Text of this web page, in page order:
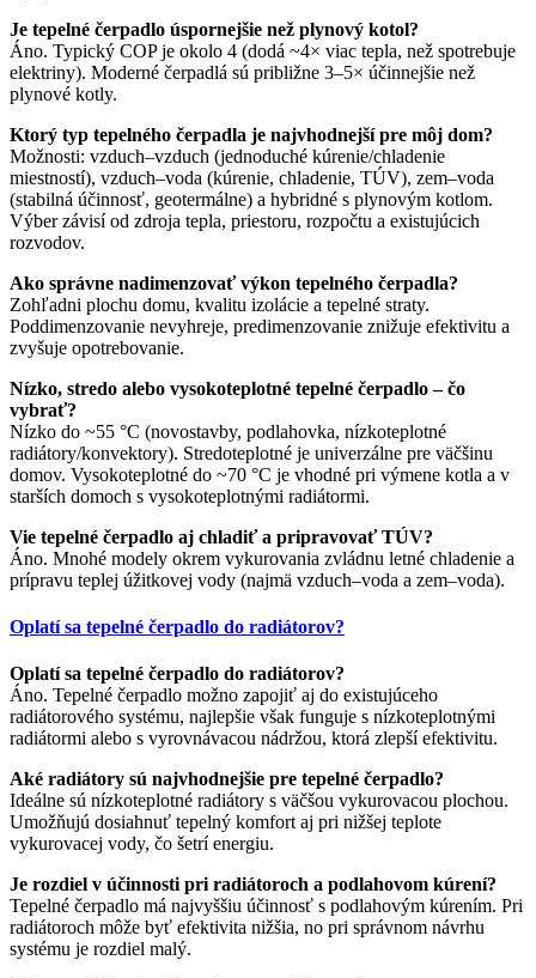
Je tepelné čerpadlo úspornejšie než plynový kotol?
Áno. Typický COP je okolo 4 (dodá ~4× viac tepla, než spotrebuje
elektriny). Moderné čerpadlá sú približne 3–5× účinnejšie než
plynové kotly.
Ktorý typ tepelného čerpadla je najvhodnejší pre môj dom?
Možnosti: vzduch–vzduch (jednoduché kúrenie/chladenie
miestností), vzduch–voda (kúrenie, chladenie, TÚV), zem–voda
(stabilná účinnosť, geotermálne) a hybridné s plynovým kotlom.
Výber závisí od zdroja tepla, priestoru, rozpočtu a existujúcich
rozvodov.
Ako správne nadimenzovať výkon tepelného čerpadla?
Zohľadni plochu domu, kvalitu izolácie a tepelné straty.
Poddimenzovanie nevyhreje, predimenzovanie znižuje efektivitu a
zvyšuje opotrebovanie.
Nízko, stredo alebo vysokoteplotné tepelné čerpadlo – čo
vybrať?
Nízko do ~55 °C (novostavby, podlahovka, nízkoteplotné
radiátory/konvektory). Stredoteplotné je univerzálne pre väčšinu
domov. Vysokoteplotné do ~70 °C je vhodné pri výmene kotla a v
starších domoch s vysokoteplotnými radiátormi.
Vie tepelné čerpadlo aj chladiť a pripravovať TÚV?
Áno. Mnohé modely okrem vykurovania zvládnu letné chladenie a
prípravu teplej úžitkovej vody (najmä vzduch–voda a zem–voda).
Oplatí sa tepelné čerpadlo do radiátorov?
Oplatí sa tepelné čerpadlo do radiátorov?
Áno. Tepelné čerpadlo možno zapojiť aj do existujúceho
radiátorového systému, najlepšie však funguje s nízkoteplotnými
radiátormi alebo s vyrovnávacou nádržou, ktorá zlepší efektivitu.
Aké radiátory sú najvhodnejšie pre tepelné čerpadlo?
Ideálne sú nízkoteplotné radiátory s väčšou vykurovacou plochou.
Umožňujú dosiahnuť tepelný komfort aj pri nižšej teplote
vykurovacej vody, čo šetrí energiu.
Je rozdiel v účinnosti pri radiátoroch a podlahovom kúrení?
Tepelné čerpadlo má najvyššiu účinnosť s podlahovým kúrením. Pri
radiátoroch môže byť efektivita nižšia, no pri správnom návrhu
systému je rozdiel malý.